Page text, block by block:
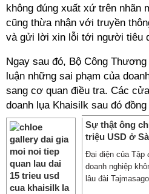
không đúng xuất xứ trên nhãn
cũng thừa nhận với truyền
và gửi lời xin lỗi tới người tiêu
Ngay sau đó, Bộ Công
luận những sai phạm của
sang cơ quan điều tra. Các
doanh lụa Khaisilk sau đó
Sự thật ông
triệu USD ở
Đại diện của Tập
doanh nghiệp
lâu đài